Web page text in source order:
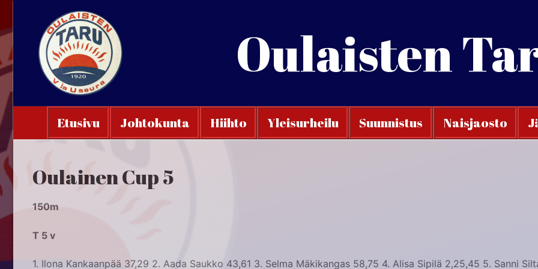
sisältöön
Oulaisten
Etusivu Johtokunta Hiihto Yleisurheilu Suunnistus Naisjaosto
Oulainen Cup 5
150m
T 5 v
1. Ilona Kankaanpää 37,29 2. Aada Saukko 43,61 3. Selma Mäkikangas 58,75 4. Alisa Sipilä 2,25,45 5. Sanni